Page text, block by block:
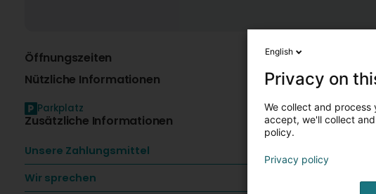
Öffnungszeiten
Nützliche Informationen
Parkplatz
Zusätzliche Informationen
Unsere Zahlungsmittel
Wir sprechen
English
Privacy on
We collect and
accept, we'll collect
policy.
Privacy policy